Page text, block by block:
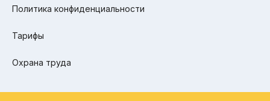
Политика конфиденциальности
Тарифы
Охрана труда